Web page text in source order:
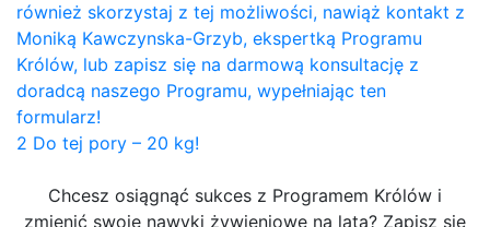
również skorzystaj z tej możliwości, nawiąż kontakt z
Moniką Kawczynska-Grzyb, ekspertką Programu
Królów, lub zapisz się na darmową konsultację z
doradcą naszego Programu, wypełniając ten
formularz!
2 Do tej pory – 20 kg!
Chcesz osiągnąć sukces z Programem Królów i
zmienić swoje nawyki żywieniowe na lata? Zapisz się